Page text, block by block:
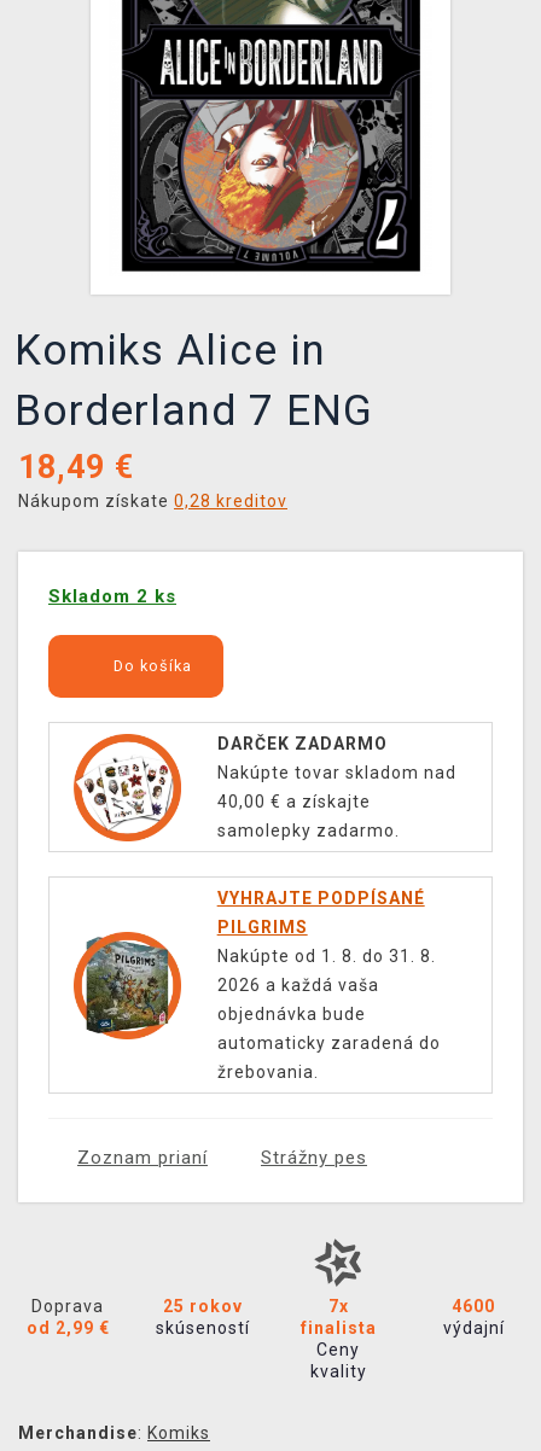
XZONE KLUB
Komiks Alice in
Borderland 7 ENG
18,49 €
Nákupom získate 0,28 kreditov
Skladom 2 ks
Do košíka
DARČEK ZADARMO
Nakúpte tovar skladom nad
40,00 € a získajte
samolepky zadarmo.
VYHRAJTE PODPÍSANÉ
PILGRIMS
Nakúpte od 1. 8. do 31. 8.
2026 a každá vaša
objednávka bude
automaticky zaradená do
žrebovania.
Zoznam prianí Strážny pes
Doprava
od 2,99 €
25 rokov
skúseností
7x
finalista
Ceny
kvality
4600
výdajní
Merchandise: Komiks